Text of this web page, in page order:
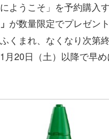
ようこそ」を予約購入
が数量限定でプレゼン
くまれ、なくなり次第
20日（土）以降で早